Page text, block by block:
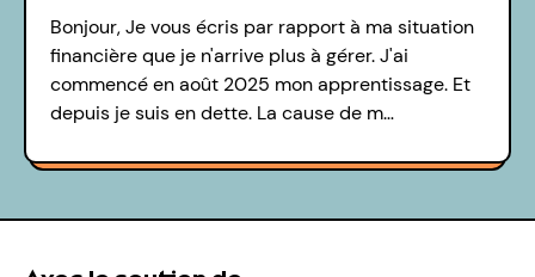
Bonjour, Je vous écris par rapport à ma situation
financière que je n'arrive plus à gérer. J'ai
commencé en août 2025 mon apprentissage. Et
depuis je suis en dette. La cause de m…